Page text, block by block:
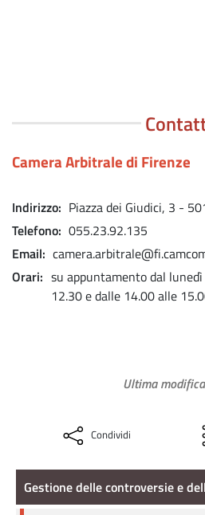
Camera Arbitrale di Firenze
Indirizzo Piazza dei Giudici, 3 -
Telefono 055.23.92.135
Email
Orari
su appuntamento dal
12.30 e dalle 14.00 alle
Ultima modifica
Condividi
Gestione delle
Gestione delle controversie e